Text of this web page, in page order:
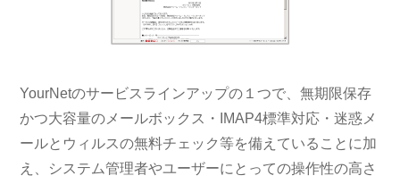
YourNetのサービスラインアップの１つで、無期限保存
かつ大容量のメールボックス・IMAP4標準対応・迷惑メ
ールとウィルスの無料チェック等を備えていることに加
え、システム管理者やユーザーにとっての操作性の高さ